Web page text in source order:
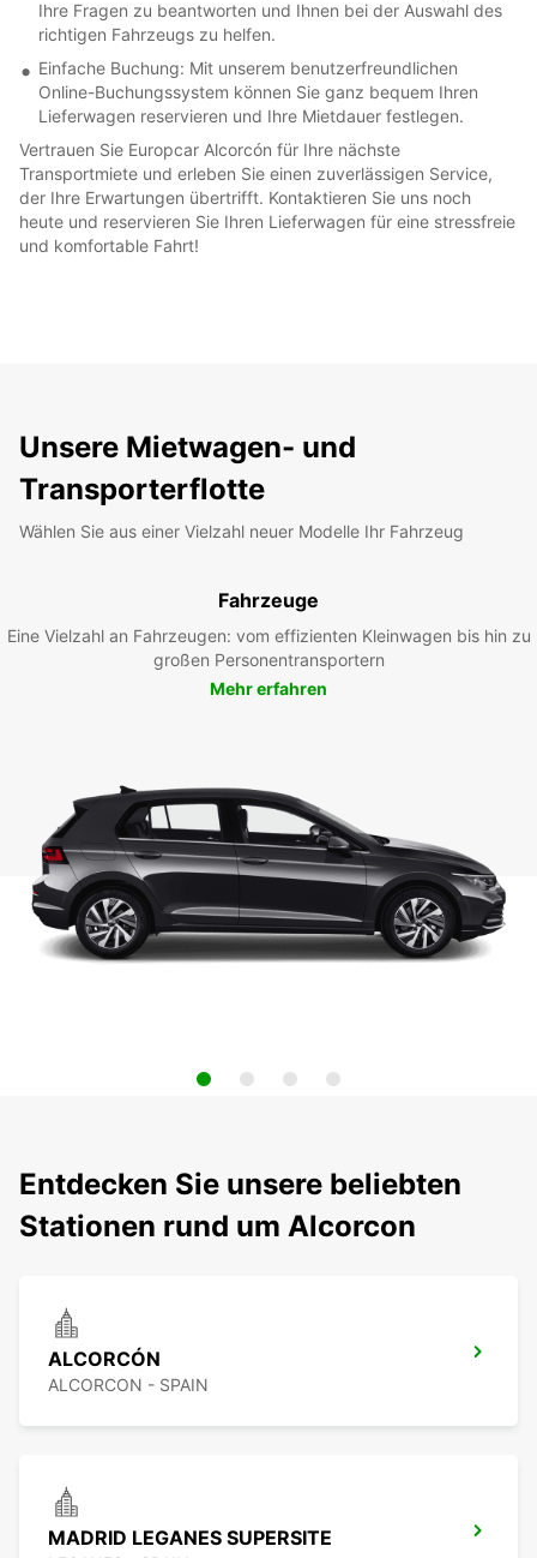
Ihre Fragen zu beantworten und Ihnen bei der Auswahl des
richtigen Fahrzeugs zu helfen.
Einfache Buchung: Mit unserem benutzerfreundlichen
Online-Buchungssystem können Sie ganz bequem Ihren
Lieferwagen reservieren und Ihre Mietdauer festlegen.
Vertrauen Sie Europcar Alcorcón für Ihre nächste
Transportmiete und erleben Sie einen zuverlässigen Service,
der Ihre Erwartungen übertrifft. Kontaktieren Sie uns noch
heute und reservieren Sie Ihren Lieferwagen für eine stressfreie
und komfortable Fahrt!
Unsere Mietwagen- und
Transporterflotte
Wählen Sie aus einer Vielzahl neuer Modelle Ihr Fahrzeug
Fahrzeuge
Eine Vielzahl an Fahrzeugen: vom effizienten Kleinwagen bis hin zu
großen Personentransportern
Mehr erfahren
Entdecken Sie unsere beliebten
Stationen rund um Alcorcon
ALCORCÓN
ALCORCON - SPAIN
MADRID LEGANES SUPERSITE